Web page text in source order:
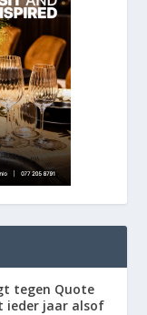
tegen Quote
ieder jaar alsof